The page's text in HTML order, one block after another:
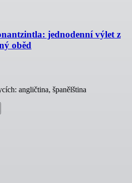
jednodenní výlet z
oběd
angličtina, španělština